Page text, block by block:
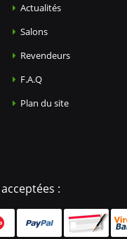
Actualités
Salons
Revendeurs
F.A.Q
Plan du site
: